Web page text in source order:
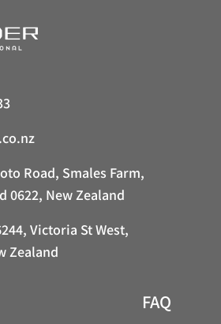
Road, Smales Farm,
0622, New Zealand
Victoria St West,
Zealand
FAQ